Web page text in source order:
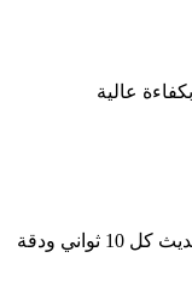
عالية
تتبع موقع كل سائق في الوقت الفعلي مع تحديث كل 10 ثواني ودقة